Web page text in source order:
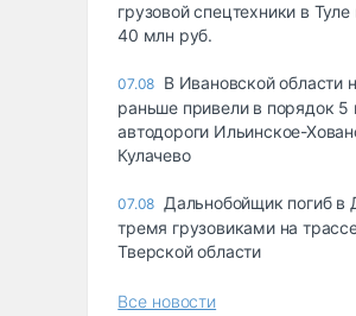
грузовой спецтехники в
40 млн руб.
07.08 В Ивановской области
раньше привели в порядок 5
автодороги Ильинское-
Кулачево
07.08 Дальнобойщик погиб в
тремя грузовиками на
Тверской области
Все новости